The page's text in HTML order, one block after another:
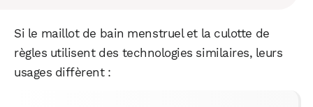
Si le maillot de bain menstruel et la culotte de
règles utilisent des technologies similaires, leurs
usages diffèrent :